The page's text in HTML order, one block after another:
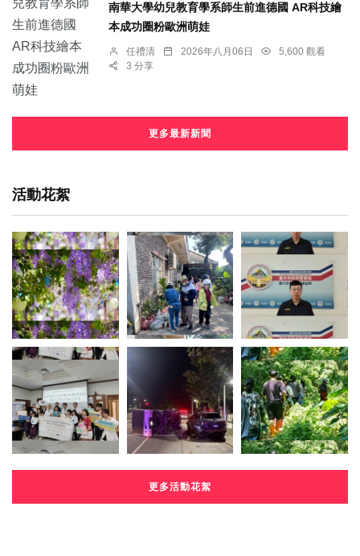
南華大學幼兒教育學系師生前進德國 AR科技繪
本成功圈粉歐洲萌娃
任禮清 2026年八月06日
5,600 觀看
3 分享
更多最新新聞
活動花絮
更多活動花絮